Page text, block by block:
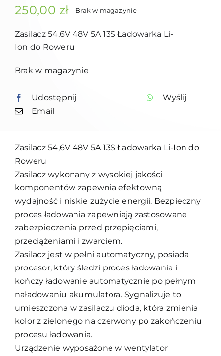
250,00 zł Brak w magazynie
Zasilacz 54,6V 48V 5A 13S Ładowarka Li-
Ion do Roweru
Brak w magazynie
Udostępnij
Wyślij
Email
Zasilacz 54,6V 48V 5A 13S Ładowarka Li-Ion do
Roweru
Zasilacz wykonany z wysokiej jakości
komponentów zapewnia efektowną
wydajność i niskie zużycie energii. Bezpieczny
proces ładowania zapewniają zastosowane
zabezpieczenia przed przepięciami,
przeciążeniami i zwarciem.
Zasilacz jest w pełni automatyczny, posiada
procesor, który śledzi proces ładowania i
kończy ładowanie automatycznie po pełnym
naładowaniu akumulatora. Sygnalizuje to
umieszczona w zasilaczu dioda, która zmienia
kolor z zielonego na czerwony po zakończeniu
procesu ładowania.
Urządzenie wyposażone w wentylator